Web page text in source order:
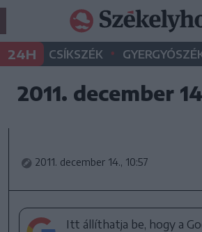
24H CSÍKSZÉK •
2011. december
2011. december 14., 10:57
Itt állíthatja be, hogy a